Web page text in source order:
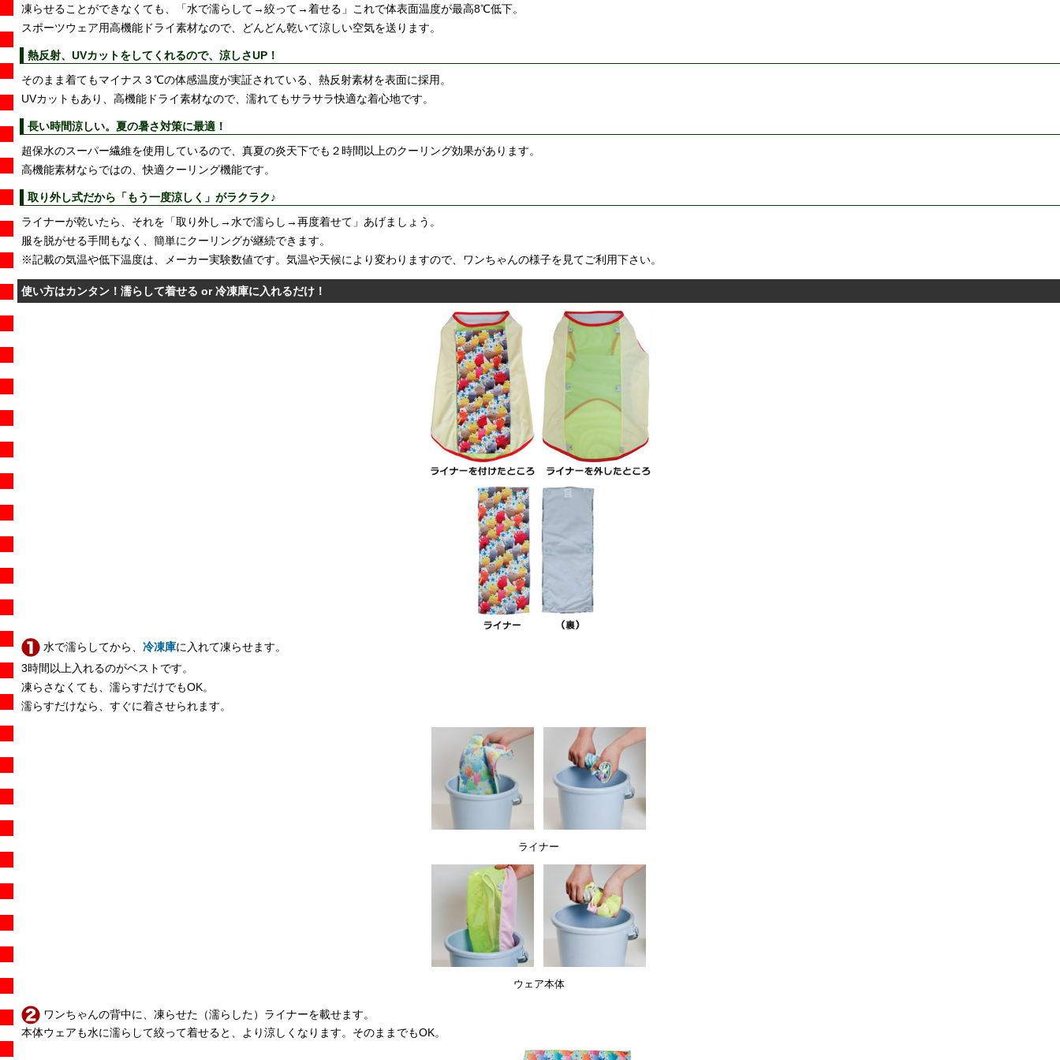
凍らせることができなくても、「水で濡らして→絞って→着せる」これで体表面温度が最高8℃低下。
スポーツウェア用高機能ドライ素材なので、どんどん乾いて涼しい空気を送ります。
熱反射、UVカットをしてくれるので、涼しさUP！
そのまま着てもマイナス３℃の体感温度が実証されている、熱反射素材を表面に採用。
UVカットもあり、高機能ドライ素材なので、濡れてもサラサラ快適な着心地です。
長い時間涼しい。夏の暑さ対策に最適！
超保水のスーパー繊維を使用しているので、真夏の炎天下でも２時間以上のクーリング効果があります。
高機能素材ならではの、快適クーリング機能です。
取り外し式だから「もう一度涼しく」がラクラク♪
ライナーが乾いたら、それを「取り外し→水で濡らし→再度着せて」あげましょう。
服を脱がせる手間もなく、簡単にクーリングが継続できます。
※記載の気温や低下温度は、メーカー実験数値です。気温や天候により変わりますので、ワンちゃんの様子を見てご利用下さい。
使い方はカンタン！濡らして着せる or 冷凍庫に入れるだけ！
水で濡らしてから、 冷凍庫に入れて凍らせます。
3時間以上入れるのがベストです。
凍らさなくても、濡らすだけでもOK。
濡らすだけなら、すぐに着させられます。
ライナー
ウェア本体
ワンちゃんの背中に、凍らせた（濡らした）ライナーを載せます。
本体ウェアも水に濡らして絞って着せると、より涼しくなります。そのままでもOK。